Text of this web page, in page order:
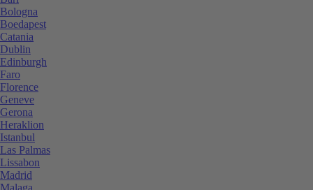
Bologna
Boedapest
Catania
Dublin
Edinburgh
Faro
Florence
Geneve
Gerona
Heraklion
Istanbul
Las Palmas
Lissabon
Madrid
Malaga